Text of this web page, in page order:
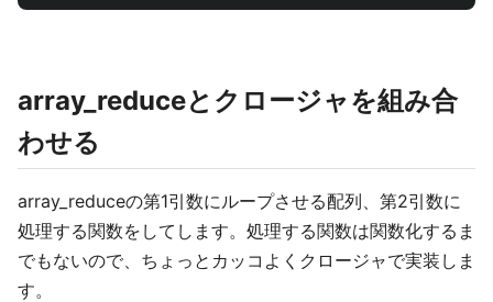
array_reduceとクロージャを組み合
わせる
array_reduceの第1引数にループさせる配列、第2引数に
処理する関数をしてします。処理する関数は関数化するま
でもないので、ちょっとカッコよくクロージャで実装しま
す。